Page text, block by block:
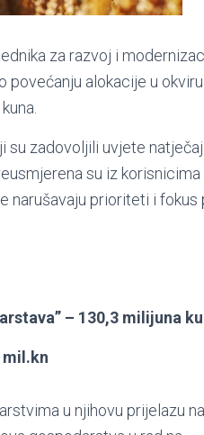
za razvoj i
alokacije u
zadovoljili uvjete
su iz korisnicima
narušavaju prioriteti i fokus
– 130,3 milijuna
mil.kn
u njihovu prijelazu